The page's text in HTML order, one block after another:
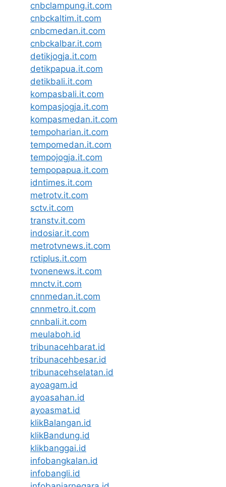
cnbclampung.it.com
cnbckaltim.it.com
cnbcmedan.it.com
cnbckalbar.it.com
detikjogja.it.com
detikpapua.it.com
detikbali.it.com
kompasbali.it.com
kompasjogja.it.com
kompasmedan.it.com
tempoharian.it.com
tempomedan.it.com
tempojogja.it.com
tempopapua.it.com
idntimes.it.com
metrotv.it.com
sctv.it.com
transtv.it.com
indosiar.it.com
metrotvnews.it.com
rctiplus.it.com
tvonenews.it.com
mnctv.it.com
cnnmedan.it.com
cnnmetro.it.com
cnnbali.it.com
meulaboh.id
tribunacehbarat.id
tribunacehbesar.id
tribunacehselatan.id
ayoagam.id
ayoasahan.id
ayoasmat.id
klikBalangan.id
klikBandung.id
klikbanggai.id
infobangkalan.id
infobangli.id